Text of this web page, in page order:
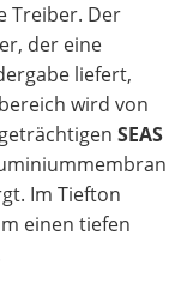
Treiber. Der
der eine
liefert,
wird von
SEAS
Im Tiefton
einen tiefen